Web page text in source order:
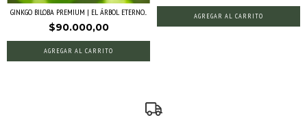
GINKGO BILOBA PREMIUM | EL ÁRBOL ETERNO...
$90.000,00
AGREGAR AL CARRITO
AGREGAR AL CARRITO